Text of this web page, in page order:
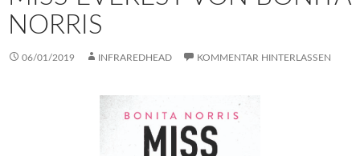
NORRIS
06/01/2019 INFRAREDHEAD KOMMENTAR HINTERLASSEN